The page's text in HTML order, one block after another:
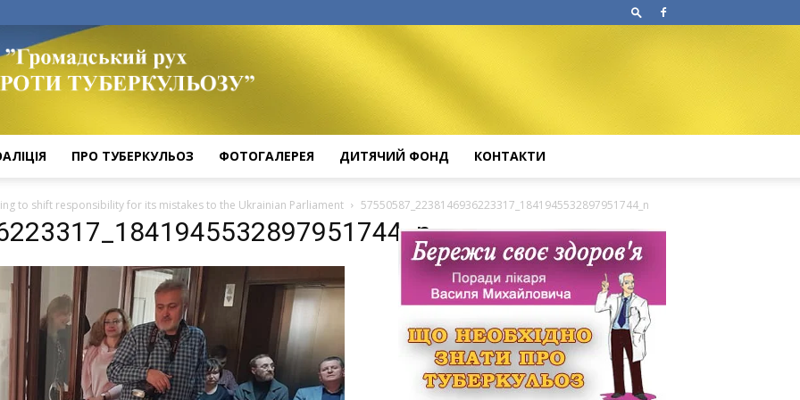
ПРО ТУБЕРКУЛЬОЗ ФОТОГАЛЕРЕЯ ДИТЯЧИЙ ФОНД КОНТАКТИ
to shift responsibility for its mistakes to the Ukrainian Parliament 57550587_2238146936223317_1841945532897951744_n